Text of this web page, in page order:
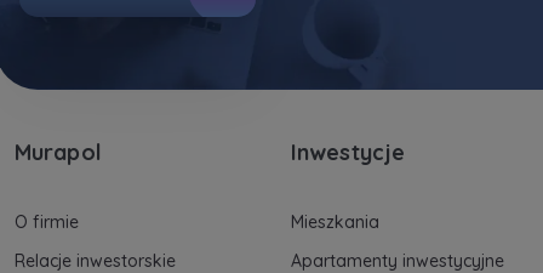
spółki z Grupy Kapitałowej Murapol
wPolityce prywatności.
Murapol
O firmie
Relacje inwestorskie
Inwestycje
Mieszkania
Apartamenty inwestycyjne